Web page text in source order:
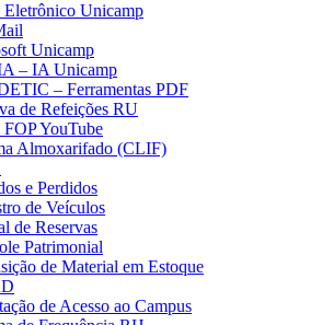
Eletrônico Unicamp
Unicamp
– IA Unicamp
– Ferramentas PDF
de Refeições RU
FOP YouTube
Almoxarifado (CLIF)
e Perdidos
de Veículos
de Reservas
Patrimonial
de Material em Estoque
de Acesso ao Campus